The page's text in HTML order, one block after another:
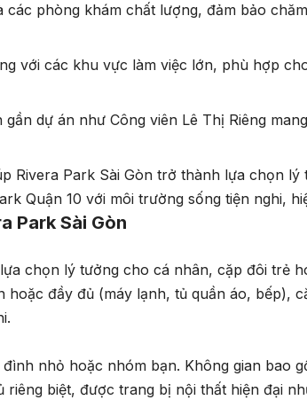
các phòng khám chất lượng, đảm bảo
với các khu vực làm việc lớn, phù hợp
gần dự án như Công viên Lê Thị Riêng
Rivera Park Sài Gòn trở thành lựa chọn lý
Quận 10 với môi trường sống tiện nghi,
Park Sài Gòn
chọn lý tưởng cho cá nhân, cặp đôi trẻ
đầy đủ (máy lạnh, tủ quần áo, bếp),
nhỏ hoặc nhóm bạn. Không gian bao
biệt, được trang bị nội thất hiện đại